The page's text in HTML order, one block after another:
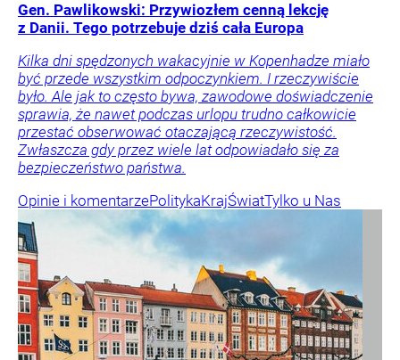
Gen. Pawlikowski: Przywiozłem cenną lekcję
z Danii. Tego potrzebuje dziś cała Europa
Kilka dni spędzonych wakacyjnie w Kopenhadze miało
być przede wszystkim odpoczynkiem. I rzeczywiście
było. Ale jak to często bywa, zawodowe doświadczenie
sprawia, że nawet podczas urlopu trudno całkowicie
przestać obserwować otaczającą rzeczywistość.
Zwłaszcza gdy przez wiele lat odpowiadało się za
bezpieczeństwo państwa.
Opinie i komentarzePolitykaKrajŚwiatTylko u Nas